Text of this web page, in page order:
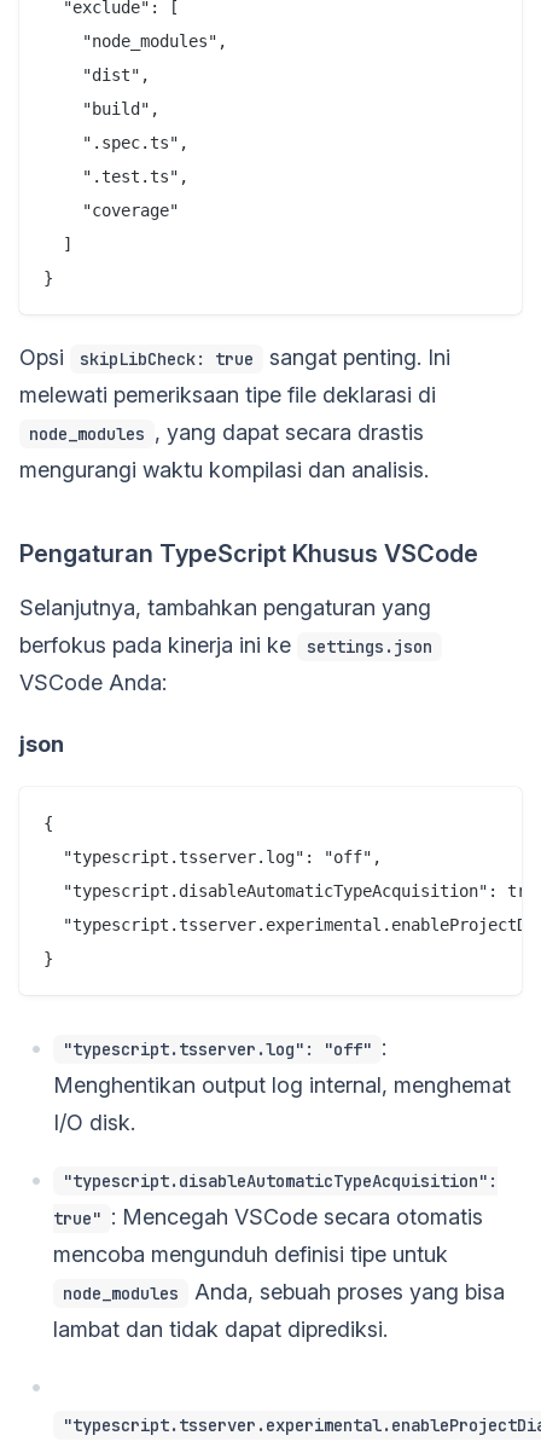
  "exclude": [
    "node_modules",
    "dist",
    "build",
    ".spec.ts",
    ".test.ts",
    "coverage"
  ]
Opsi skipLibCheck: true
sangat penting. Ini
melewati pemeriksaan tipe file deklarasi di
node_modules , yang dapat secara drastis
mengurangi waktu kompilasi dan analisis.
Pengaturan TypeScript Khusus VSCode
Selanjutnya, tambahkan pengaturan yang
berfokus pada kinerja ini ke
settings.json
VSCode Anda:
json
{
  "typescript.tsserver.log": "off",
"typescript.disableAutomaticTypeAcquisition":
"typescript.tsserver.log": "off" :
Menghentikan output log internal, menghemat
I/O disk.
"typescript.disableAutomaticTypeAcquisition":
true" : Mencegah VSCode secara otomatis
mencoba mengunduh definisi tipe untuk
node_modules
Anda, sebuah proses yang bisa
lambat dan tidak dapat diprediksi.